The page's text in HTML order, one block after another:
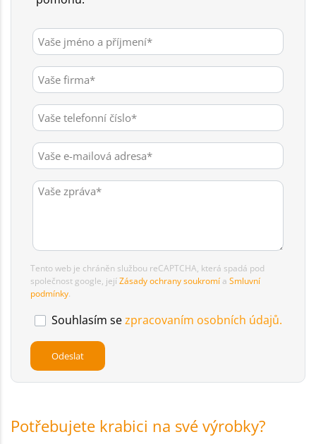
Tento web je chráněn službou reCAPTCHA, která spadá pod
společnost google, jejíZásady ochrany soukromí a Smluvní
podmínky.
Souhlasím sezpracovaním osobních údajů.
Potřebujete krabici na své výrobky?